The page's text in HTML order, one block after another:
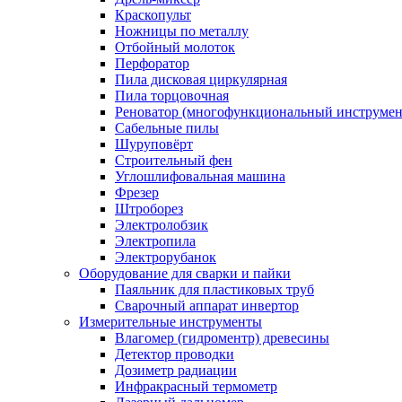
Краскопульт
Ножницы по металлу
Отбойный молоток
Перфоратор
Пила дисковая циркулярная
Пила торцовочная
Реноватор (многофункциональный
Сабельные пилы
Шуруповёрт
Строительный фен
Углошлифовальная машина
Фрезер
Штроборез
Электролобзик
Электропила
Электрорубанок
Оборудование для сварки и пайки
Паяльник для пластиковых труб
Сварочный аппарат инвертор
Измерительные инструменты
Влагомер (гидроментр) древесины
Детектор проводки
Дозиметр радиации
Инфракрасный термометр